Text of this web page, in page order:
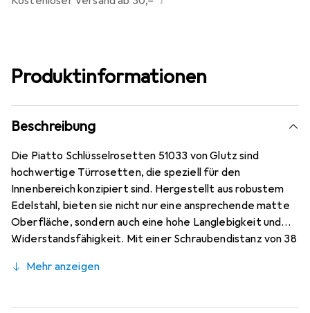
Produktinformationen
Beschreibung
Die Piatto Schlüsselrosetten 51033 von Glutz sind
hochwertige Türrosetten, die speziell für den
Innenbereich konzipiert sind. Hergestellt aus robustem
Edelstahl, bieten sie nicht nur eine ansprechende matte
Oberfläche, sondern auch eine hohe Langlebigkeit und
Widerstandsfähigkeit. Mit einer Schraubendistanz von 38
Türanwendungen geeignet. Sie kommen ohne
und Flexibilität bei der Montage bietet. Die kompakten
Mehr anzeigen